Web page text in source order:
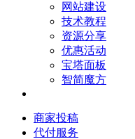
网站建设
技术教程
资源分享
优惠活动
宝塔面板
智简魔方
商家投稿
代付服务